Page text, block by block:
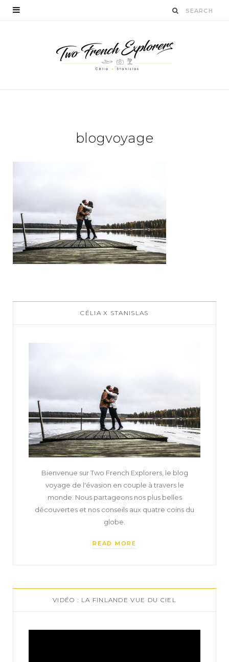
blogvoyage
CÉLIA X STANISLAS
Bienvenue sur Two French Explorers, le blog
voyage de l'évasion en couple à travers le
monde. Nous partageons nos plus belles
découvertes et nos conseils aux quatre coins du
globe.
READ MORE
VIDÉO : LA FINLANDE VUE DU CIEL